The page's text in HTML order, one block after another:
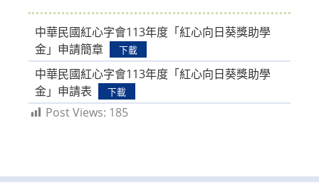
中華民國紅心字會113年度「紅心向日葵獎助學
金」申請簡章
下載
中華民國紅心字會113年度「紅心向日葵獎助學
金」申請表
下載
Post Views: 185